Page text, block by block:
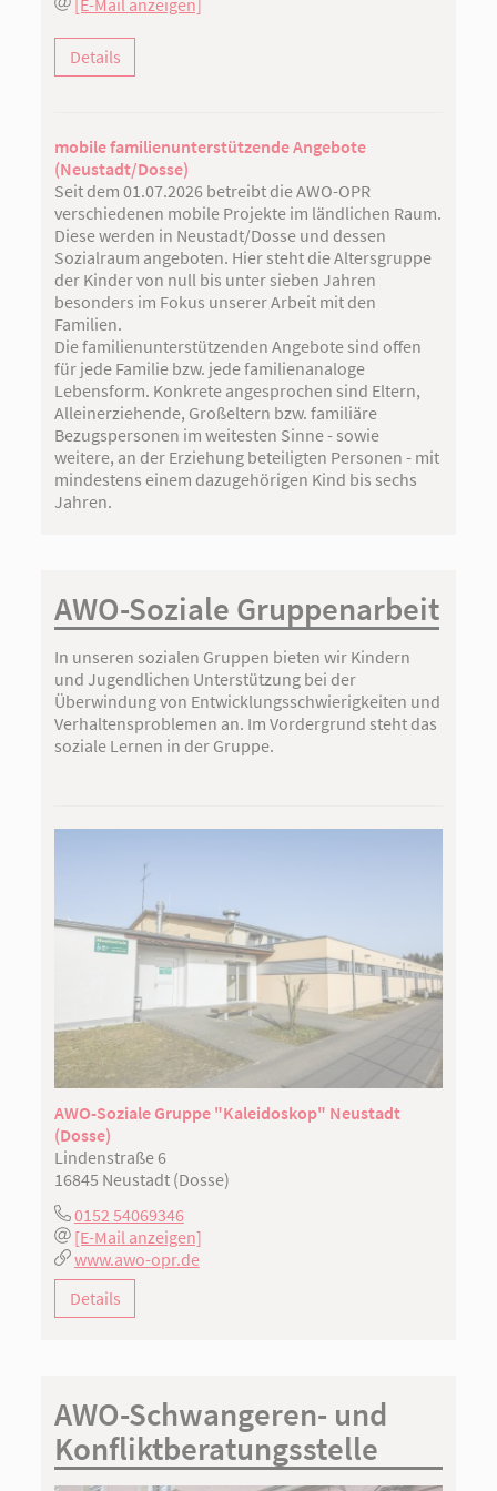
Details
mobile familienunterstützende Angebote
(Neustadt/Dosse)
Seit dem 01.07.2026 betreibt die AWO-OPR
verschiedenen mobile Projekte im ländlichen Raum.
Diese werden in Neustadt/Dosse und dessen
Sozialraum angeboten. Hier steht die Altersgruppe
der Kinder von null bis unter sieben Jahren
besonders im Fokus unserer Arbeit mit den
Familien.
Die familienunterstützenden Angebote sind offen
für jede Familie bzw. jede familienanaloge
Lebensform. Konkrete angesprochen sind Eltern,
Alleinerziehende, Großeltern bzw. familiäre
Bezugspersonen im weitesten Sinne - sowie
weitere, an der Erziehung beteiligten Personen - mit
mindestens einem dazugehörigen Kind bis sechs
Jahren.
AWO-Soziale Gruppenarbeit
In unseren sozialen Gruppen bieten wir Kindern
und Jugendlichen Unterstützung bei der
Überwindung von Entwicklungsschwierigkeiten und
Verhaltensproblemen an. Im Vordergrund steht das
soziale Lernen in der Gruppe.
AWO-Soziale Gruppe "Kaleidoskop" Neustadt
(Dosse)
Lindenstraße 6
16845 Neustadt (Dosse)
0152 54069346
[E-Mail anzeigen]
www.awo-opr.de
Details
AWO-Schwangeren- und
Konfliktberatungsstelle